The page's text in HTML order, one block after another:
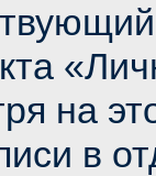
на
в